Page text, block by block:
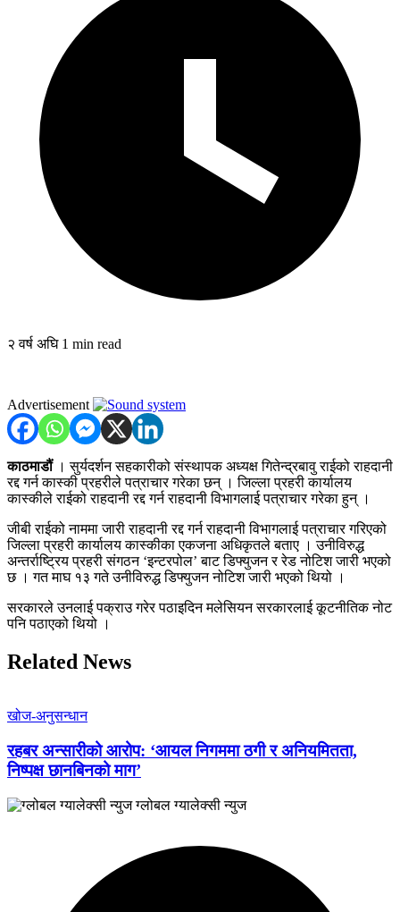
२ वर्ष अघि 1 min read
Advertisement
काठमाडौं। सुर्यदर्शन सहकारीको संस्थापक अध्यक्ष गितेन्द्रबावु राईको राहदानी
रद्द गर्न कास्की प्रहरीले पत्राचार गरेका छन् । जिल्ला प्रहरी कार्यालय
कास्कीले राईको राहदानी रद्द गर्न राहदानी विभागलाई पत्राचार गरेका हुन् ।
जीबी राईको नाममा जारी राहदानी रद्द गर्न राहदानी विभागलाई पत्राचार गरिएको
जिल्ला प्रहरी कार्यालय कास्कीका एकजना अधिकृतले बताए । उनीविरुद्ध
अन्तर्राष्ट्रिय प्रहरी संगठन ‘इन्टरपोल’ बाट डिफ्युजन र रेड नोटिश जारी भएको
छ । गत माघ १३ गते उनीविरुद्ध डिफ्युजन नोटिश जारी भएको थियो ।
सरकारले उनलाई पक्राउ गरेर पठाइदिन मलेसियन सरकारलाई कूटनीतिक नोट
पनि पठाएको थियो ।
Related News
खोज-अनुसन्धान
रहबर अन्सारीको आरोप: ‘आयल निगममा ठगी र अनियमितता,
निष्पक्ष छानबिनको माग’
ग्लोबल ग्यालेक्सी न्युज